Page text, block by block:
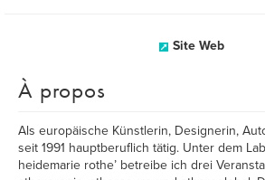
Site Web
À propos
Als europäische Künstlerin, Designerin,
seit 1991 hauptberuflich tätig. Unter dem
heidemarie rothe’ betreibe ich drei